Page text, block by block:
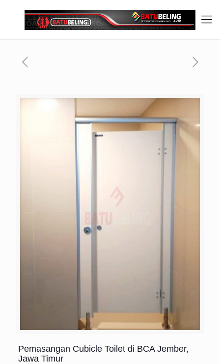
Pemasangan Cubicle Toilet di BCA Jember,
Jawa Timur